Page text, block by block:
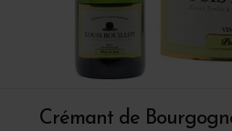
Crémant de